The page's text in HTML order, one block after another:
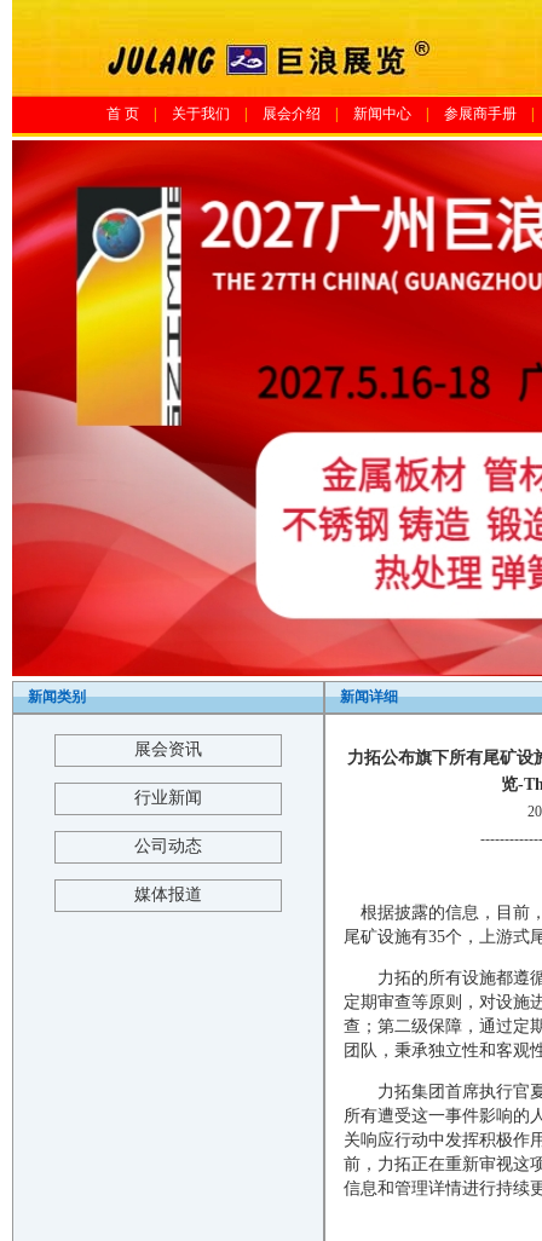
首 页 关于我们 展会介绍 新闻中心 参展商手册|
新闻类别
展会资讯
行业新闻
公司动态
媒体报道
新闻详细
力拓公布旗下所有尾矿设
览-
根据披露的信息，目前
尾矿设施有35个，上游式
力拓的所有设施都遵循
定期审查等原则，对设施
查；第二级保障，通过定
团队，秉承独立性和客观
力拓集团首席执行官夏
所有遭受这一事件影响的
关响应行动中发挥积极作
前，力拓正在重新审视这
信息和管理详情进行持续